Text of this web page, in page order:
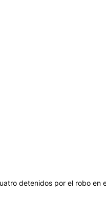
detenidos por el robo en